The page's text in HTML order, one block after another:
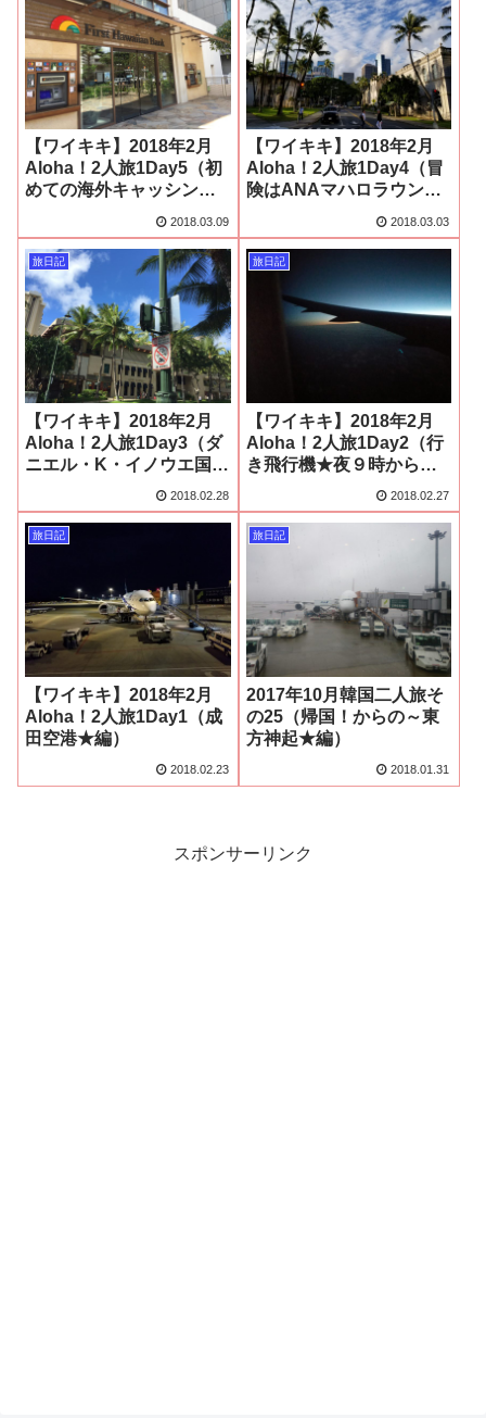
【ワイキキ】2018年2月
Aloha！2人旅1Day5（初
めての海外キャッシング
2018.03.09
【ワイキキ】2018年2月
Aloha！2人旅1Day4（冒
険はANAマハロラウンジ
2018.03.03
旅日記
【ワイキキ】2018年2月
Aloha！2人旅1Day3（ダ
ニエル・K・イノウエ国際
空港～ANAマハロラウン
ジまでへの長い道のり
編）
2018.02.28
旅日記
【ワイキキ】2018年2月
Aloha！2人旅1Day2（行
き飛行機★夜９時から当
日朝９時に時間巻戻り
編）
2018.02.27
旅日記
【ワイキキ】2018年2月
Aloha！2人旅1Day1（成
田空港★編）
2018.02.23
旅日記
2017年10月韓国二人旅そ
の25（帰国！からの～東
方神起★編）
2018.01.31
スポンサーリンク